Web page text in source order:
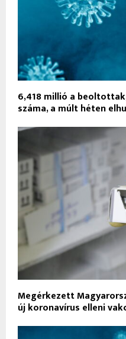
6,418 millió a
száma, a múlt héten
Megérkezett
új koronavírus elleni